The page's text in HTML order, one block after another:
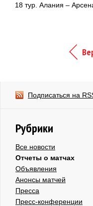
18 тур. Алания –
Подписаться на
Рубрики
Все новости
Отчеты о матчах
Объявления
Анонсы матчей
Пресса
Пресс-конференции